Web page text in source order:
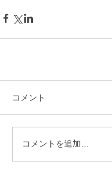
コメント
コメントを追加…